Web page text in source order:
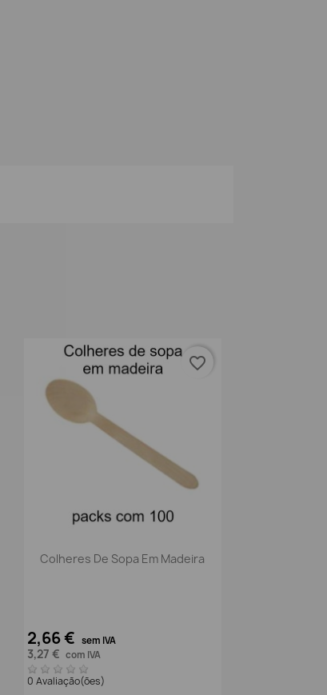
Vista rápida
Colheres De Sopa Em Madeira
2,66 € sem IVA
3,27 € com IVA
0 Avaliação(ões)
favorite_border